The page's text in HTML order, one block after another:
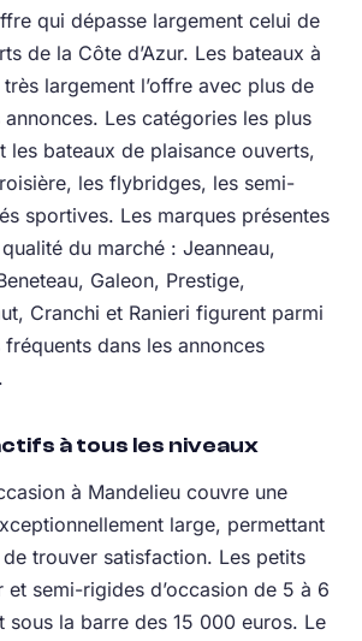
qui dépasse largement celui de
de la Côte d’Azur. Les bateaux à
largement l’offre avec plus de
Les catégories les plus
les bateaux de plaisance ouverts,
les flybridges, les semi-
sportives. Les marques présentes
du marché : Jeanneau,
Galeon, Prestige,
Cranchi et Ranieri figurent parmi
dans les annonces
à tous les niveaux
à Mandelieu couvre une
large, permettant
trouver satisfaction. Les petits
et semi-rigides d’occasion de 5 à 6
sous la barre des 15 000 euros. Le